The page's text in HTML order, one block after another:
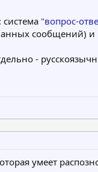
"вопрос-
сообщений)
-
умеет